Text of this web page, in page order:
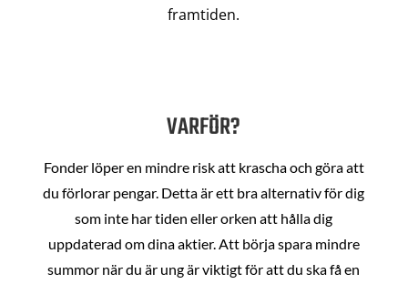
framtiden.
VARFÖR?
Fonder löper en mindre risk att krascha och göra att
du förlorar pengar. Detta är ett bra alternativ för dig
som inte har tiden eller orken att hålla dig
uppdaterad om dina aktier. Att börja spara mindre
summor när du är ung är viktigt för att du ska få en